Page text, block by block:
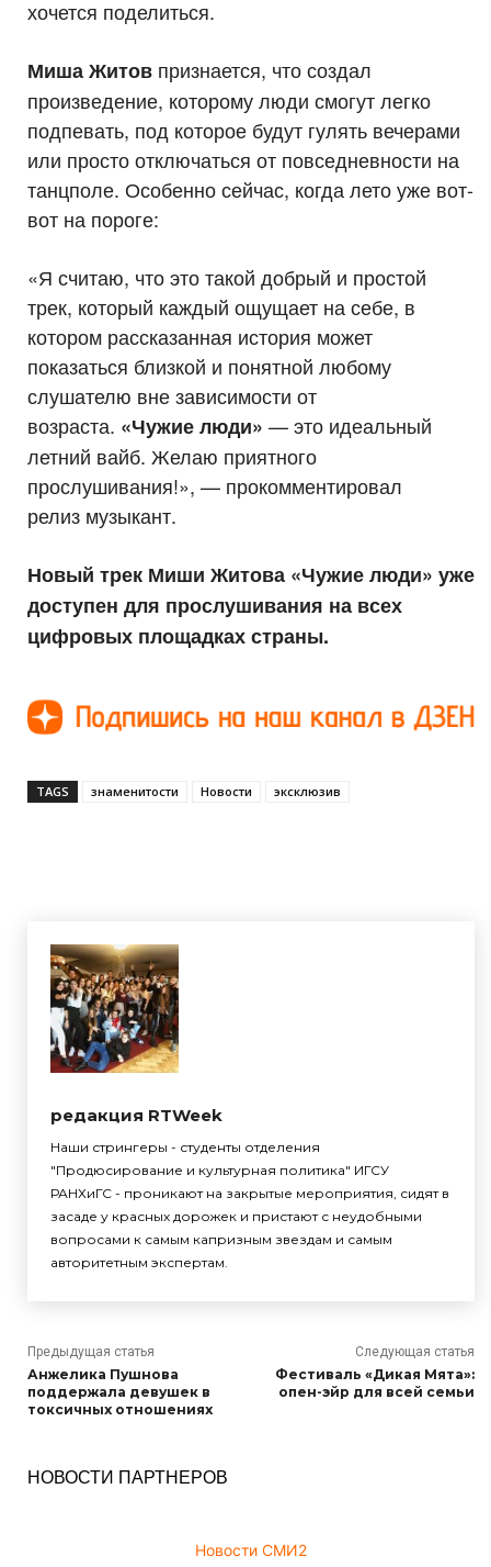
хочется поделиться.
Миша Житов признается, что создал
произведение, которому люди смогут легко
подпевать, под которое будут гулять вечерами
или просто отключаться от повседневности на
танцполе. Особенно сейчас, когда лето уже вот-
вот на пороге:
«Я считаю, что это такой добрый и простой
трек, который каждый ощущает на себе, в
котором рассказанная история может
показаться близкой и понятной любому
слушателю вне зависимости от
возраста. «Чужие люди» — это идеальный
летний вайб. Желаю приятного
прослушивания!», — прокомментировал
релиз музыкант.
Новый трек Миши Житова «Чужие люди» уже
доступен для прослушивания на всех
цифровых площадках страны.
TAGS знаменитости Новости эксклюзив
редакция RTWeek
Наши стрингеры - студенты отделения
"Продюсирование и культурная политика" ИГСУ
РАНХиГС - проникают на закрытые мероприятия, сидят в
засаде у красных дорожек и пристают с неудобными
вопросами к самым капризным звездам и самым
авторитетным экспертам.
Предыдущая статья
Анжелика Пушнова
поддержала девушек в
токсичных отношениях
Следующая статья
Фестиваль «Дикая Мята»:
опен-эйр для всей семьи
НОВОСТИ ПАРТНЕРОВ
Новости СМИ2